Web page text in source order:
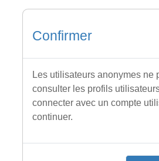
Confirmer
Les utilisateurs anonymes ne
consulter les profils
connecter avec un compte
continuer.